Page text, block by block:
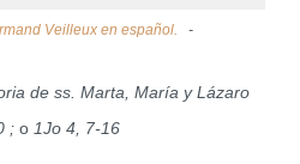
Veilleux en español.
de ss. Marta, María y Lázaro
; o1Jo 4, 7-16